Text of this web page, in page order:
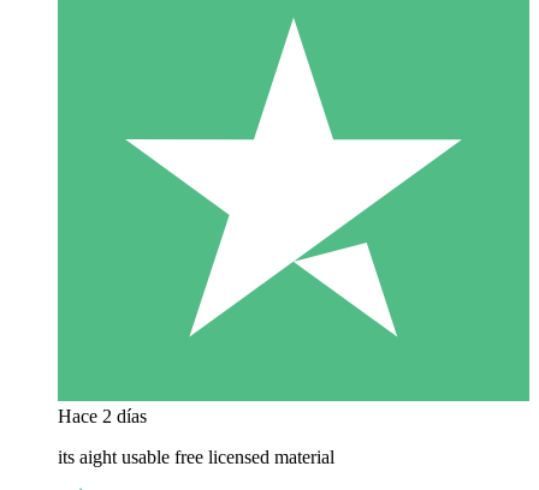
Hace 2 días
its aight usable free licensed material